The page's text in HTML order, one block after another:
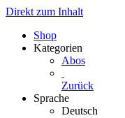
Direkt zum Inhalt
Shop
Kategorien
Abos
Zurück
Sprache
Deutsch